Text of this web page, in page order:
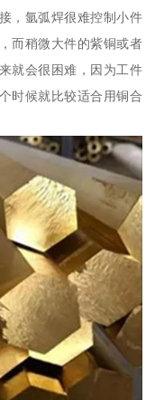
，氩弧焊很难控制小件
而稍微大件的紫铜或者
就会很困难，因为工件
时候就比较适合用铜合